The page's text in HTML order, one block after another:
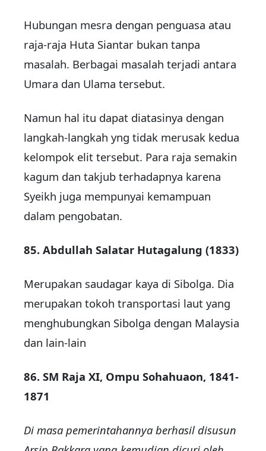
Hubungan mesra dengan penguasa atau
raja-raja Huta Siantar bukan tanpa
masalah. Berbagai masalah terjadi antara
Umara dan Ulama tersebut.
Namun hal itu dapat diatasinya dengan
langkah-langkah yng tidak merusak kedua
kelompok elit tersebut. Para raja semakin
kagum dan takjub terhadapnya karena
Syeikh juga mempunyai kemampuan
dalam pengobatan.
85. Abdullah Salatar Hutagalung (1833)
Merupakan saudagar kaya di Sibolga. Dia
merupakan tokoh transportasi laut yang
menghubungkan Sibolga dengan Malaysia
dan lain-lain
86. SM Raja XI, Ompu Sohahuaon, 1841-
1871
Di masa pemerintahannya berhasil disusun